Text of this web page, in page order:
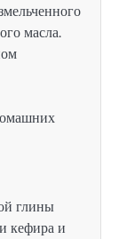
масла.
глины
кефира и